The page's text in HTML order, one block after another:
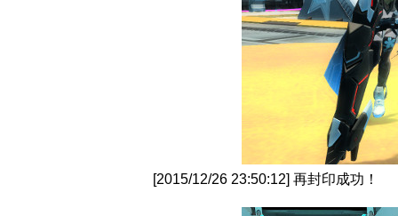
[2015/12/26 23:50:12] 再封印成功！